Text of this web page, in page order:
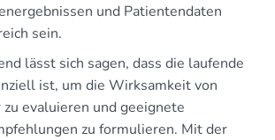
und Patientendaten
sein.
lässt sich sagen, dass die laufende
ist, um die Wirksamkeit von
evaluieren und geeignete
zu formulieren. Mit der